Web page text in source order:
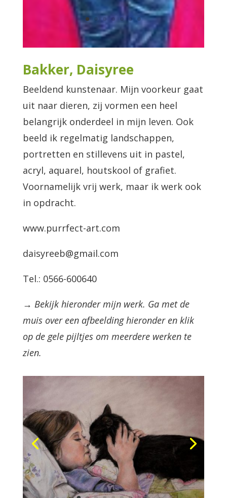
Bakker, Daisyree
Beeldend kunstenaar. Mijn voorkeur gaat
uit naar dieren, zij vormen een heel
belangrijk onderdeel in mijn leven. Ook
beeld ik regelmatig landschappen,
portretten en stillevens uit in pastel,
acryl, aquarel, houtskool of grafiet.
Voornamelijk vrij werk, maar ik werk ook
in opdracht.
www.purrfect-art.com
daisyreeb@gmail.com
Tel.: 0566-600640
→ Bekijk hieronder mijn werk. Ga met de
muis over een afbeelding hieronder en klik
op de gele pijltjes om meerdere werken te
zien.